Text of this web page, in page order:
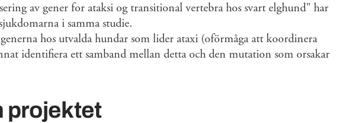
av gener for ataksi og transitional vertebra hos svart elghund" har
i samma studie.
hos utvalda hundar som lider ataxi (oförmåga att koordinera
identifiera ett samband mellan detta och den mutation som orsakar
projektet